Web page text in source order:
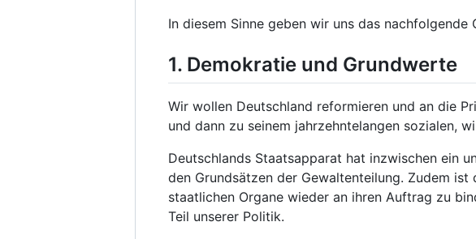
In diesem Sinne geben wir uns das nachfolgende
1. Demokratie und Grundwerte
Wir wollen Deutschland reformieren und an die
und dann zu seinem jahrzehntelangen sozialen,
Deutschlands Staatsapparat hat inzwischen ein
den Grundsätzen der Gewaltenteilung. Zudem
staatlichen Organe wieder an ihren Auftrag zu
Teil unserer Politik.